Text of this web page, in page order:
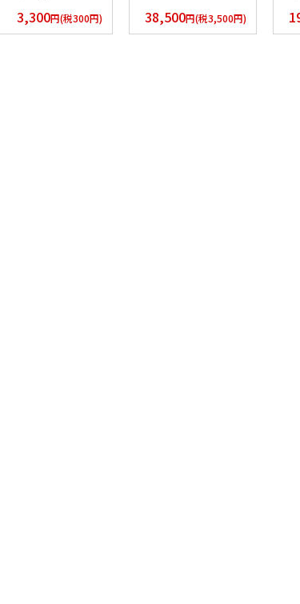
3,300円(税300円)
外務省 Edition
38,500円(税3,500円)